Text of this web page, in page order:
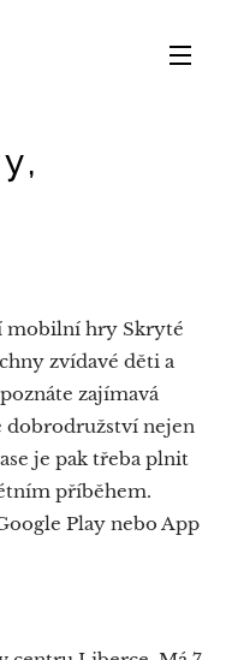
mobilní hry Skryté
zvídavé děti a
zajímavá
dobrodružství nejen
je pak třeba plnit
příběhem.
Play nebo App